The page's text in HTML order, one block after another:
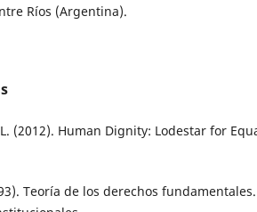
Ríos (Argentina).
(2012). Human Dignity: Lodestar for
Teoría de los derechos